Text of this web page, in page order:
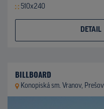
510x240
DETAIL
BILLBOARD
Konopiská sm. Vranov, Prešov